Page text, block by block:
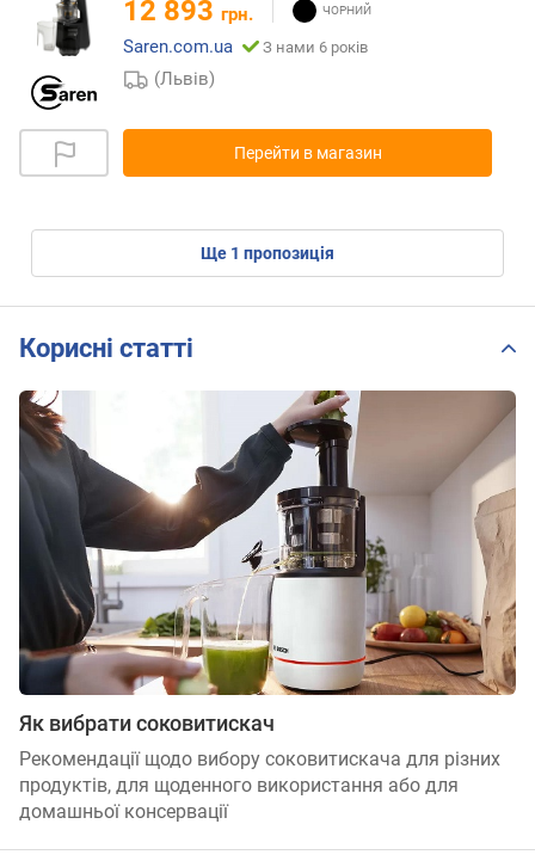
12 893 грн.
Saren.com.ua
З нами 6 років
(Львів)
Перейти в магазин
ще 1 пропозиція
Корисні статті
Як вибрати соковитискач
Рекомендації щодо вибору соковитискача для різних
продуктів, для щоденного використання або для
домашньої консервації